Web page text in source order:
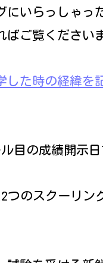
いらっしゃっ
ご覧ください
した時の経緯を
目の成績開示日
つのスクーリン